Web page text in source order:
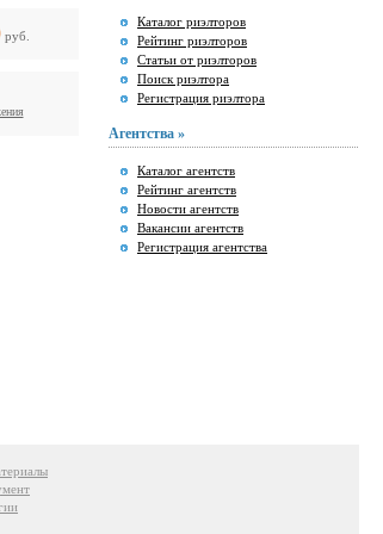
руб.
Каталог риэлторов
Рейтинг риэлторов
Статьи от риэлторов
Поиск риэлтора
Регистрация риэлтора
Агентства »
Каталог агентств
Рейтинг агентств
Новости агентств
Вакансии агентств
Регистрация агентства